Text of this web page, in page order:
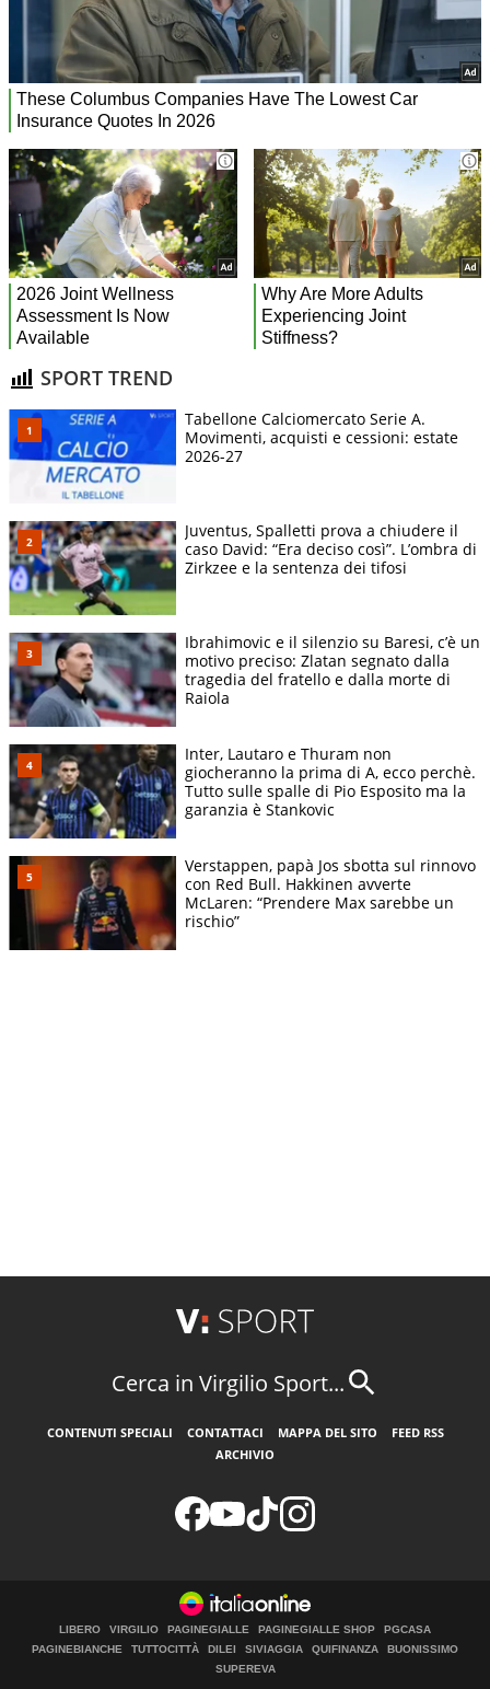
SPORT TREND
Tabellone Calciomercato Serie A.
Movimenti, acquisti e cessioni: estate
2026-27
Juventus, Spalletti prova a chiudere il
caso David: “Era deciso così”. L’ombra di
Zirkzee e la sentenza dei tifosi
Ibrahimovic e il silenzio su Baresi, c’è un
motivo preciso: Zlatan segnato dalla
tragedia del fratello e dalla morte di
Raiola
Inter, Lautaro e Thuram non
giocheranno la prima di A, ecco perchè.
Tutto sulle spalle di Pio Esposito ma la
garanzia è Stankovic
Verstappen, papà Jos sbotta sul rinnovo
con Red Bull. Hakkinen avverte
McLaren: “Prendere Max sarebbe un
rischio”
Cerca in Virgilio Sport...
CONTENUTI SPECIALI CONTATTACI MAPPA DEL SITO
FEED RSS
ARCHIVIO
LIBERO VIRGILIO PAGINEGIALLE PAGINEGIALLE SHOP
PGCASA
PAGINEBIANCHE
TUTTOCITTÀ DILEI SIVIAGGIA QUIFINANZA
BUONISSIMO
SUPEREVA